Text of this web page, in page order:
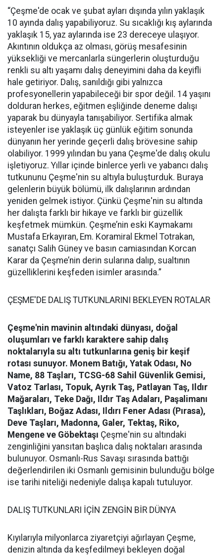
“Çeşme'de ocak ve şubat ayları dışında yılın yaklaşık
10 ayında dalış yapabiliyoruz. Su sıcaklığı kış aylarında
yaklaşık 15, yaz aylarında ise 23 dereceye ulaşıyor.
Akıntının oldukça az olması, görüş mesafesinin
yüksekliği ve mercanlarla süngerlerin oluşturduğu
renkli su altı yaşamı dalış deneyimini daha da keyifli
hale getiriyor. Dalış, sanıldığı gibi yalnızca
profesyonellerin yapabileceği bir spor değil. 14 yaşını
dolduran herkes, eğitmen eşliğinde deneme dalışı
yaparak bu dünyayla tanışabiliyor. Sertifika almak
isteyenler ise yaklaşık üç günlük eğitim sonunda
dünyanın her yerinde geçerli dalış brövesine sahip
olabiliyor. 1999 yılından bu yana Çeşme'de dalış okulu
işletiyoruz. Yıllar içinde binlerce yerli ve yabancı dalış
tutkununu Çeşme'nin su altıyla buluşturduk. Buraya
gelenlerin büyük bölümü, ilk dalışlarının ardından
yeniden gelmek istiyor. Çünkü Çeşme'nin su altında
her dalışta farklı bir hikaye ve farklı bir güzellik
keşfetmek mümkün. Çeşme’nin eski Kaymakamı
Mustafa Erkayıran, Em. Koramiral Ekmel Totrakan,
sanatçı Salih Güney ve basın camiasından Korcan
Karar da Çeşme’nin derin sularına dalıp, sualtının
güzelliklerini keşfeden isimler arasında.”
ÇEŞME'DE DALIŞ TUTKUNLARINI BEKLEYEN ROTALAR
Çeşme'nin mavinin altındaki dünyası, doğal
oluşumları ve farklı karaktere sahip dalış
noktalarıyla su altı tutkunlarına geniş bir keşif
rotası sunuyor. Monem Batığı, Yatak Odası, No
Name, 88 Taşları, TCSG-68 Sahil Güvenlik Gemisi,
Vatoz Tarlası, Topuk, Ayrık Taş, Patlayan Taş, Ildır
Mağaraları, Teke Dağı, Ildır Taş Adaları, Paşalimanı
Taşlıkları, Boğaz Adası, Ildırı Fener Adası (Pırasa),
Deve Taşları, Madonna, Galer, Tektaş, Riko,
Mengene ve Göbektaşı Çeşme'nin su altındaki
zenginliğini yansıtan başlıca dalış noktaları arasında
bulunuyor. Osmanlı-Rus Savaşı sırasında battığı
değerlendirilen iki Osmanlı gemisinin bulunduğu bölge
ise tarihi niteliği nedeniyle dalışa kapalı tutuluyor.
DALIŞ TUTKUNLARI İÇİN ZENGİN BİR DÜNYA
Kıyılarıyla milyonlarca ziyaretçiyi ağırlayan Çeşme,
denizin altında da keşfedilmeyi bekleyen doğal